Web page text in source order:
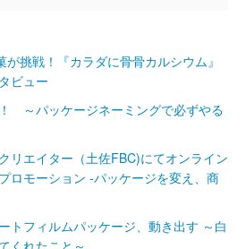
挑戦！『カラダに骨骨カルシウム』
ビュー
～パッケージネーミングで必ずやる
リエイター（土佐FBC)にてオンライン
モーション ‐パッケージを変え、商
トフィルムパッケージ、動き出す ～白